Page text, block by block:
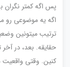
پس اگه کمتر نگران
اگه یه موضوعی رو
ترتیب میتونین
حقایقه. بعد، در
کنین. وقتی واقعیت